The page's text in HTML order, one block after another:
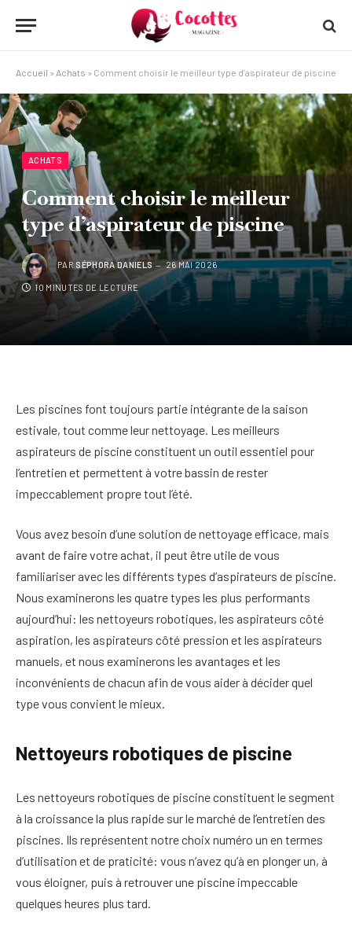
Accueil » Achats » Comment choisir le meilleur type d’aspirateur de piscine
ACHATS
Comment choisir le meilleur
type d’aspirateur de piscine
PAR SÉPHORA DANIELS 26 MAI 2026
10 MINUTES DE LECTURE
Les piscines font toujours partie intégrante de la saison
estivale, tout comme leur nettoyage. Les meilleurs
aspirateurs de piscine constituent un outil essentiel pour
l’entretien et permettent à votre bassin de rester
impeccablement propre tout l’été.
Vous avez besoin d’une solution de nettoyage efficace, mais
avant de faire votre achat, il peut être utile de vous
familiariser avec les différents types d’aspirateurs de piscine.
Nous examinerons les quatre types les plus performants
aujourd’hui: les nettoyeurs robotiques, les aspirateurs côté
aspiration, les aspirateurs côté pression et les aspirateurs
manuels, et nous examinerons les avantages et les
inconvénients de chacun afin de vous aider à décider quel
type vous convient le mieux.
Nettoyeurs robotiques de piscine
Les nettoyeurs robotiques de piscine constituent le segment
à la croissance la plus rapide sur le marché de l’entretien des
piscines. Ils représentent notre choix numéro un en termes
d’utilisation et de praticité: vous n’avez qu’à en plonger un, à
vous éloigner, puis à retrouver une piscine impeccable
quelques heures plus tard.